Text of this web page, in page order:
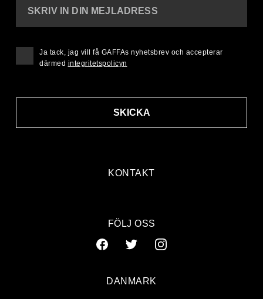
KONTAKT
SKRIV IN DIN MEJLADRESS
SKICKA
Ja tack, jag vill få GAFFAs nyhetsbrev och accepterar
därmed integritetspolicyn
FÖLJ OSS
DANMARK